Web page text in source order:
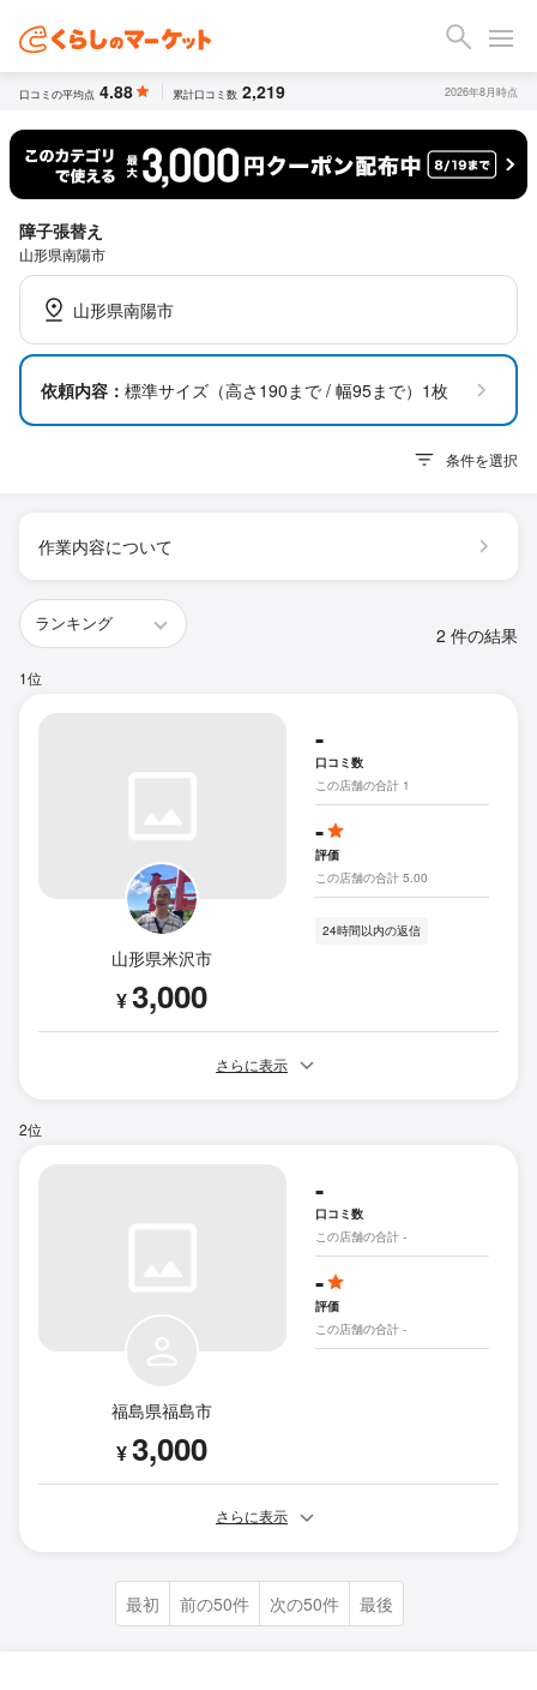
口コミの平均点 4.88 累計口コミ数 2,219 2026年8月時点
障子張替え
山形県南陽市
山形県南陽市
依頼内容： 標準サイズ（高さ190まで / 幅95まで）1枚
条件を選択
作業内容について
2 件の結果
1位
山形県米沢市
¥3,000
-
口コミ数
この店舗の合計 1
-
評価
この店舗の合計 5.00
24時間以内の返信
さらに表示
2位
福島県福島市
¥3,000
-
口コミ数
この店舗の合計 -
-
評価
この店舗の合計 -
さらに表示
最初 前の50件 次の50件 最後